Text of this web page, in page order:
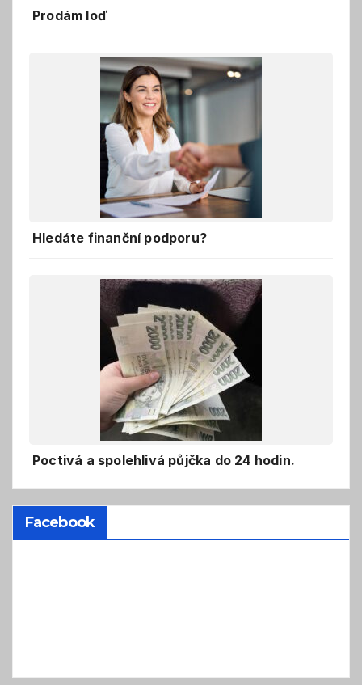
Prodám loď
Hledáte finanční podporu?
Poctivá a spolehlivá půjčka do 24 hodin.
Facebook